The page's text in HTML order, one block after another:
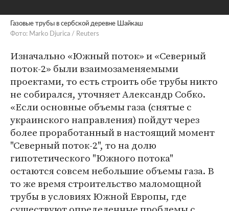
Газовые трубы в сербской деревне Шайкаш
Фото: Marko Djurica / Reuters
Изначально «Южный поток» и «Северный
поток-2» были взаимозаменяемыми
проектами, то есть строить обе трубы никто
не собирался, уточняет Александр Собко.
«Если основные объемы газа (снятые с
украинского направления) пойдут через
более проработанный в настоящий момент
"Северный поток-2", то на долю
гипотетического "Южного потока"
остаются совсем небольшие объемы газа. В
то же время строительство маломощной
трубы в условиях Южной Европы, где